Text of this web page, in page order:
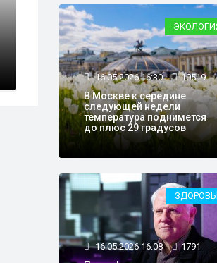
Мирзова
16.05.2026 16:30 10519
В Москве к середине
следующей недели
температура поднимется
до плюс 29 градусов
16.05.2026 16:08 1791